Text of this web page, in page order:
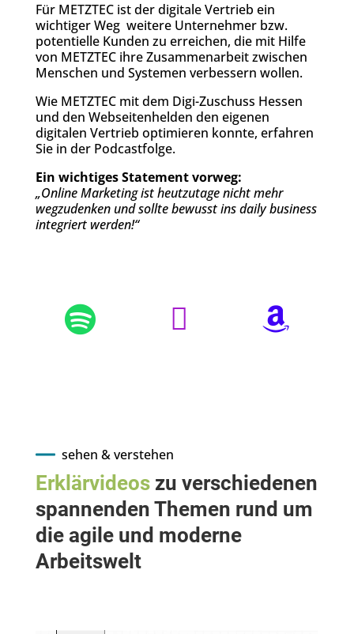
Für METZTEC ist der digitale Vertrieb ein
wichtiger Weg weitere Unternehmer bzw.
potentielle Kunden zu erreichen, die mit Hilfe
von METZTEC ihre Zusammenarbeit zwischen
Menschen und Systemen verbessern wollen.
Wie METZTEC mit dem Digi-Zuschuss Hessen
und den Webseitenhelden den eigenen
digitalen Vertrieb optimieren konnte, erfahren
Sie in der Podcastfolge.
Ein wichtiges Statement vorweg:
„Online Marketing ist heutzutage nicht mehr
wegzudenken und sollte bewusst ins daily business
integriert werden!“
  
sehen & verstehen
Erklärvideoszu verschiedenen
spannenden Themen rund um
die agile und moderne
Arbeitswelt